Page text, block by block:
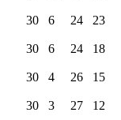
30 6 24 23
30 6 24 18
30 4 26 15
30 3 27 12